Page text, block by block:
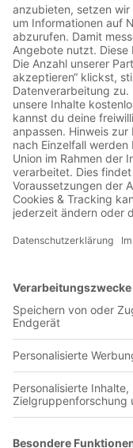
00:00:37
Diese
Verlag Hildesheim